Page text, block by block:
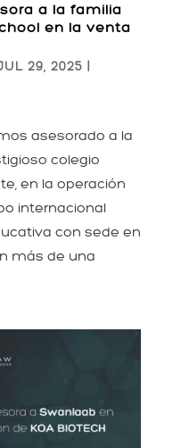
a la familia
en la venta
29, 2025
asesorado a la
colegio
en la operación
internacional
con sede en
más de una